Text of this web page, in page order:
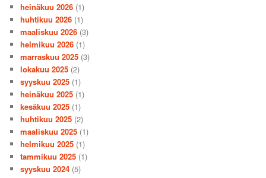
heinäkuu 2026 (1)
huhtikuu 2026 (1)
maaliskuu 2026 (3)
helmikuu 2026 (1)
marraskuu 2025 (3)
lokakuu 2025 (2)
syyskuu 2025 (1)
heinäkuu 2025 (1)
kesäkuu 2025 (1)
huhtikuu 2025 (2)
maaliskuu 2025 (1)
helmikuu 2025 (1)
tammikuu 2025 (1)
syyskuu 2024 (5)